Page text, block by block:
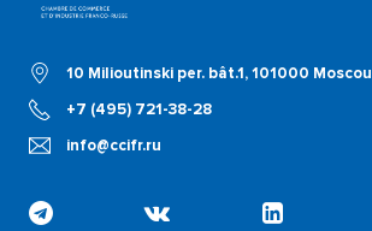
10 Milioutinski per. bât.1, 101000 Moscou
+7 (495) 721-38-28
info@ccifr.ru